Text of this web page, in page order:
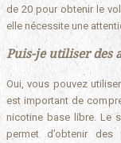
de 20 pour obtenir le
elle nécessite une
Puis-je utiliser des
Oui, vous pouvez
est important de
nicotine base libre. Le
permet d’obtenir